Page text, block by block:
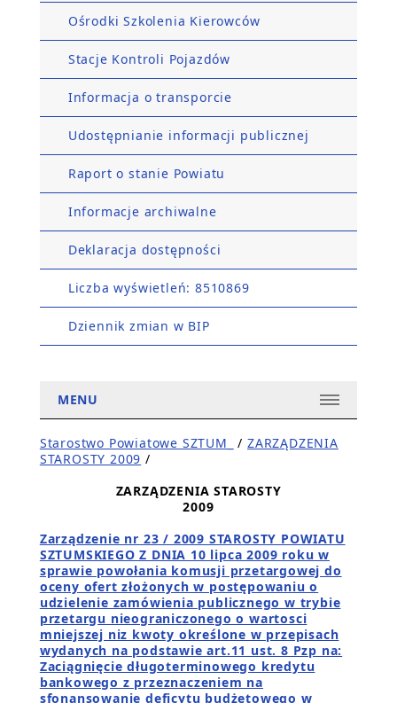
Ośrodki Szkolenia Kierowców
Stacje Kontroli Pojazdów
Informacja o transporcie
Udostępnianie informacji publicznej
Raport o stanie Powiatu
Informacje archiwalne
Deklaracja dostępności
Liczba wyświetleń: 8510869
Dziennik zmian w BIP
MENU
Starostwo Powiatowe SZTUM_ /ZARZĄDZENIA
STAROSTY 2009 /
ZARZĄDZENIA STAROSTY
2009
Zarządzenie nr 23 / 2009 STAROSTY POWIATU
SZTUMSKIEGO Z DNIA 10 lipca 2009 roku w
sprawie powołania komusji przetargowej do
oceny ofert złożonych w postępowaniu o
udzielenie zamówienia publicznego w trybie
przetargu nieograniczonego o wartosci
mniejszej niz kwoty określone w przepisach
wydanych na podstawie art.11 ust. 8 Pzp na:
Zaciągnięcie długoterminowego kredytu
bankowego z przeznaczeniem na
sfonansowanie deficytu budżetowego w